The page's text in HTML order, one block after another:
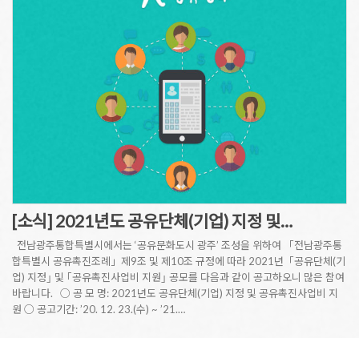
[소식] 2021년도 공유단체(기업) 지정 및…
전남광주통합특별시에서는 ‘공유문화도시 광주’ 조성을 위하여 「전남광주통
합특별시 공유촉진조례」제9조 및 제10조 규정에 따라 2021년「공유단체(기
업) 지정｣ 및 ｢공유촉진사업비 지원｣ 공모를 다음과 같이 공고하오니 많은 참여
바랍니다. ○ 공 모 명: 2021년도 공유단체(기업) 지정 및 공유촉진사업비 지
원 ○ 공고기간: ’20. 12. 23.(수) ~ ’21.…